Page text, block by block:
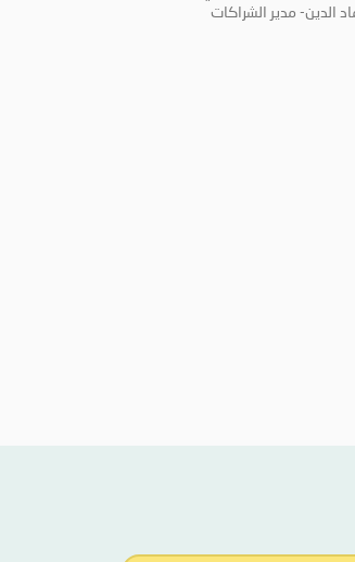
وخدمة المجتمع و الأستاذ عماد الدين- مدير الشراكات